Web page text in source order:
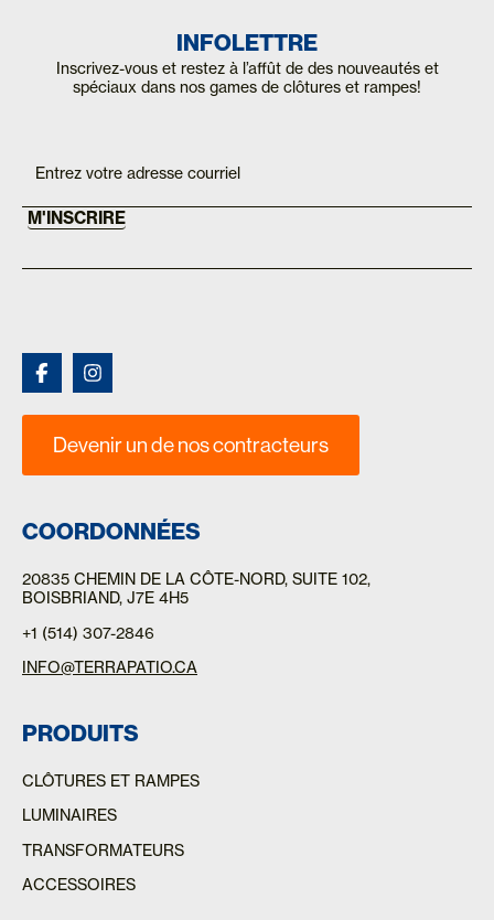
INFOLETTRE
Inscrivez-vous et restez à l’affût de des nouveautés et
spéciaux dans nos games de clôtures et rampes!
Mailchimp
are
human,
this
field
M'INSCRIRE
Devenir un de nos contracteurs
COORDONNÉES
20835 CHEMIN DE LA CÔTE-NORD, SUITE 102,
BOISBRIAND, J7E 4H5
+1 (514) 307-2846
INFO@TERRAPATIO.CA
PRODUITS
CLÔTURES ET RAMPES
LUMINAIRES
TRANSFORMATEURS
ACCESSOIRES